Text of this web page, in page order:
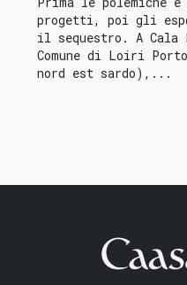
progetti, poi gli
il sequestro. A Cala
Comune di Loiri
nord est sardo),...